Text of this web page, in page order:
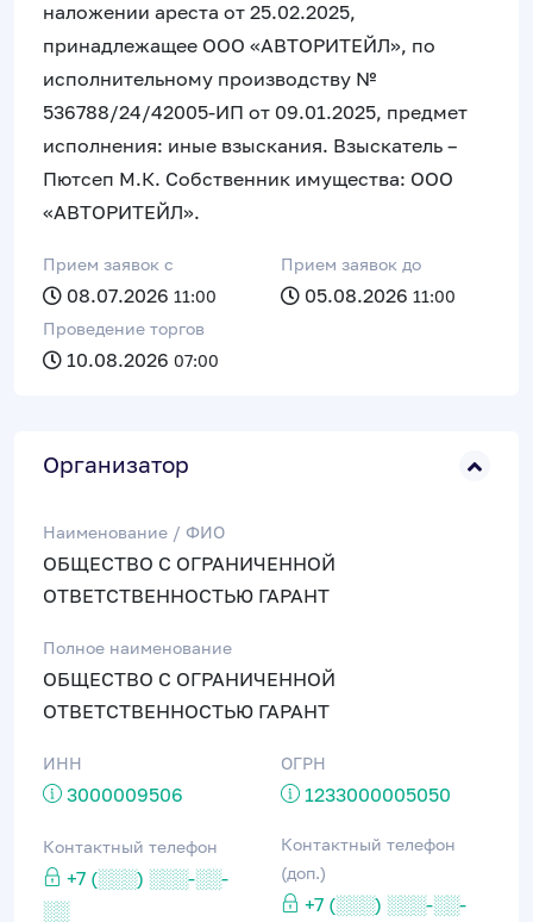
наложении ареста от 25.02.2025,
принадлежащее ООО «АВТОРИТЕЙЛ», по
исполнительному производству №
536788/24/42005-ИП от 09.01.2025, предмет
исполнения: иные взыскания. Взыскатель –
Пютсеп М.К. Собственник имущества: ООО
«АВТОРИТЕЙЛ».
Прием заявок c
08.07.2026 11:00
Прием заявок до
05.08.2026 11:00
Проведение торгов
10.08.2026 07:00
Организатор
Наименование / ФИО
ОБЩЕСТВО С ОГРАНИЧЕННОЙ
ОТВЕТСТВЕННОСТЬЮ ГАРАНТ
Полное наименование
ОБЩЕСТВО С ОГРАНИЧЕННОЙ
ОТВЕТСТВЕННОСТЬЮ ГАРАНТ
ИНН
3000009506
ОГРН
1233000005050
Контактный телефон
+7 (░░░) ░░░-░░-
░░
Контактный телефон
(доп.)
+7 (░░░) ░░░-░░-